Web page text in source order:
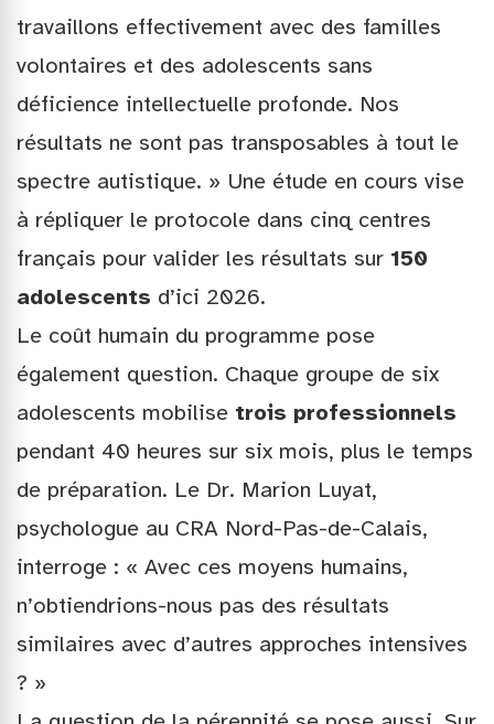
travaillons effectivement avec des familles
volontaires et des adolescents sans
déficience intellectuelle profonde. Nos
résultats ne sont pas transposables à tout le
spectre autistique. » Une étude en cours vise
à répliquer le protocole dans cinq centres
français pour valider les résultats sur 150
adolescents d’ici 2026.
Le coût humain du programme pose
également question. Chaque groupe de six
adolescents mobilise trois professionnels
pendant 40 heures sur six mois, plus le temps
de préparation. Le Dr. Marion Luyat,
psychologue au CRA Nord-Pas-de-Calais,
interroge : « Avec ces moyens humains,
n’obtiendrions-nous pas des résultats
similaires avec d’autres approches intensives
? »